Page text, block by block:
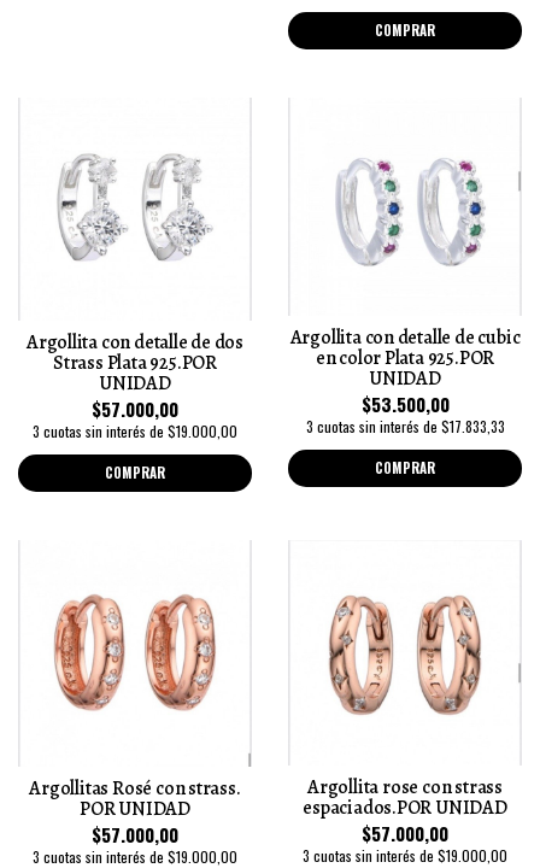
COMPRAR
Argollita con detalle de dos
Strass Plata 925.POR
UNIDAD
$57.000,00
3 cuotas sin interés de $19.000,00
COMPRAR
Argollita con detalle de cubic
en color Plata 925.POR
UNIDAD
$53.500,00
3 cuotas sin interés de $17.833,33
COMPRAR
Argollitas Rosé con strass.
POR UNIDAD
$57.000,00
3 cuotas sin interés de $19.000,00
Argollita rose con strass
espaciados.POR UNIDAD
$57.000,00
3 cuotas sin interés de $19.000,00